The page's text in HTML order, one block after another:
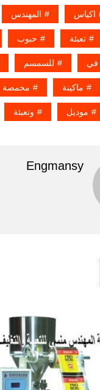
اكياس المهندس
تعبئة حبوب
في للسمسم
ماكينة محمصة
موديل وتعبئة
Engmansy